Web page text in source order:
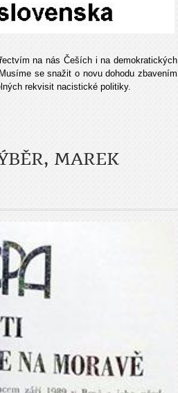
na nás Češích i na demokratických
se snažit o novu dohodu zbavením
rekvisit nacistické politiky.
MAREK